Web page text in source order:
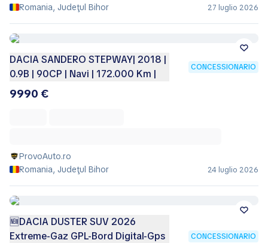
Romania, Judeţul Bihor
27 luglio 2026
DACIA SANDERO STEPWAY| 2018 |
0.9B | 90CP | Navi | 172.000 Km |
CONCESSIONARIO
9990 €
ProvoAuto.ro
Romania, Judeţul Bihor
24 luglio 2026
🆕DACIA DUSTER SUV 2026
Extreme-Gaz GPL-Bord Digital-Gps
CONCESSIONARIO